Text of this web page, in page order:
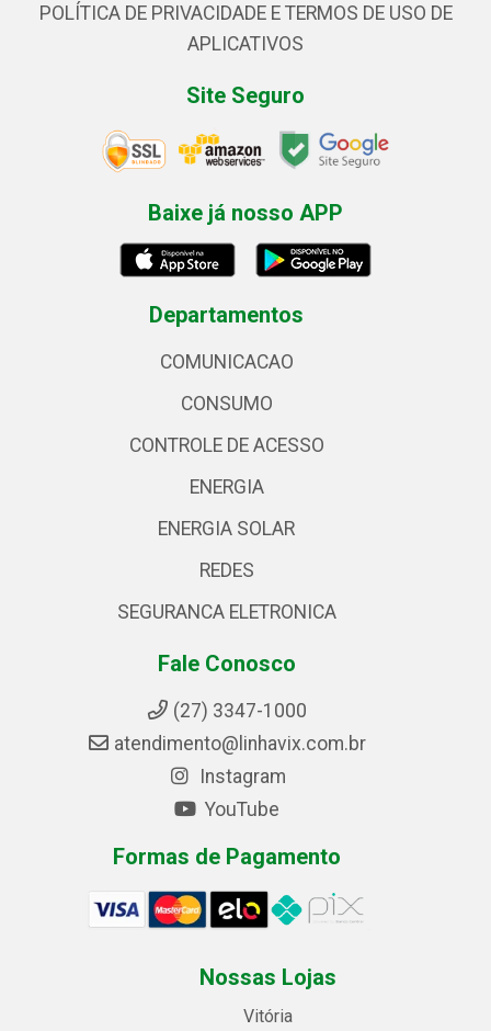
POLÍTICA DE PRIVACIDADE E TERMOS DE USO DE
APLICATIVOS
Site Seguro
Baixe já nosso APP
Departamentos
COMUNICACAO
CONSUMO
CONTROLE DE ACESSO
ENERGIA
ENERGIA SOLAR
REDES
SEGURANCA ELETRONICA
Fale Conosco
(27) 3347-1000
atendimento@linhavix.com.br
Instagram
YouTube
Formas de Pagamento
Nossas Lojas
Vitória